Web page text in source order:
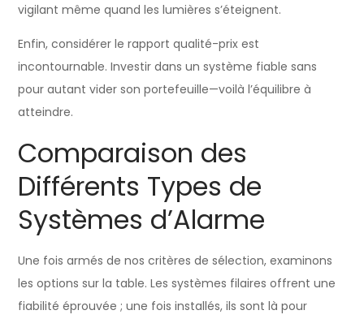
vigilant même quand les lumières s’éteignent.
Enfin, considérer le rapport qualité-prix est
incontournable. Investir dans un système fiable sans
pour autant vider son portefeuille—voilà l’équilibre à
atteindre.
Comparaison des
Différents Types de
Systèmes d’Alarme
Une fois armés de nos critères de sélection, examinons
les options sur la table. Les systèmes filaires offrent une
fiabilité éprouvée ; une fois installés, ils sont là pour